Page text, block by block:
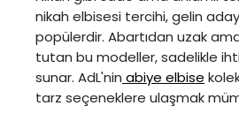
nikah elbisesi tercihi, gelin
popülerdir. Abartıdan uzak ama
tutan bu modeller, sadelikle
sunar. AdL'nin abiye elbise
tarz seçeneklere ulaşmak